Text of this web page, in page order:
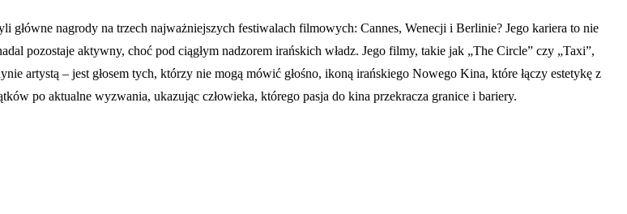
główne nagrody na trzech najważniejszych festiwalach filmowych: Cannes, Wenecji i Berlinie? Jego kariera to nie
pozostaje aktywny, choć pod ciągłym nadzorem irańskich władz. Jego filmy, takie jak „The Circle” czy „Taxi”,
artystą – jest głosem tych, którzy nie mogą mówić głośno, ikoną irańskiego Nowego Kina, które łączy estetykę z
po aktualne wyzwania, ukazując człowieka, którego pasja do kina przekracza granice i bariery.